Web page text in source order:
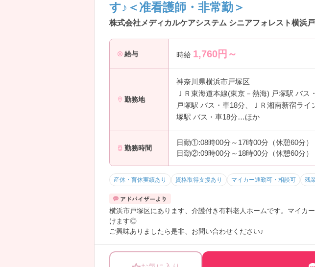
す♪＜准看護師・非常勤＞
株式会社メディカルケアシステム シニアフォレスト横浜
給与 時給 1,760円～
勤務地
神奈川県横浜市戸塚区
ＪＲ東海道本線(東京－熱海) 戸塚駅 バス
戸塚駅 バス・車18分、ＪＲ湘南新宿ライ
塚駅 バス・車18分…ほか
勤務時間
日勤①:08時00分～17時00分（休憩60分）
日勤②:09時00分～18時00分（休憩60分）
産休・育休実績あり 資格取得支援あり マイカー通勤可・相談可 残
横浜市戸塚区にあります、介護付き有料老人ホームです。マイカ
けます◎
ご興味ありましたら是非、お問い合わせください♪